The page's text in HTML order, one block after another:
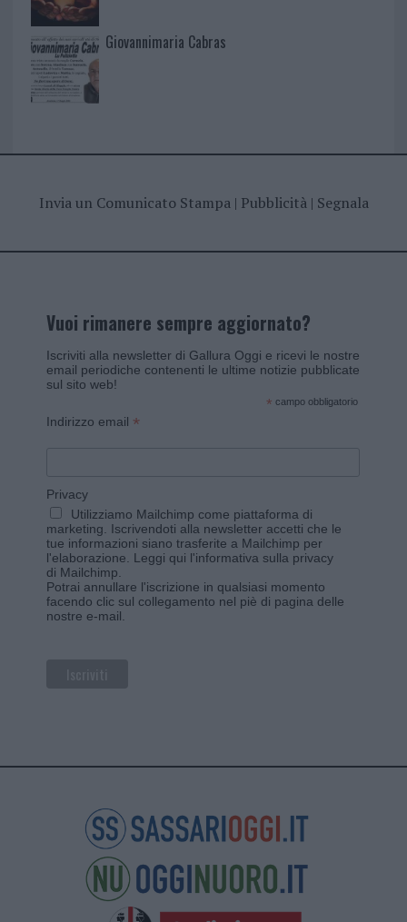
Giovannimaria Cabras
Invia un Comunicato Stampa| Pubblicità| Segnala
Vuoi rimanere sempre aggiornato?
Iscriviti alla newsletter di Gallura Oggi e ricevi le nostre
email periodiche contenenti le ultime notizie pubblicate
sul sito web!
* campo obbligatorio
Indirizzo email *
Privacy
Utilizziamo Mailchimp come piattaforma di
marketing. Iscrivendoti alla newsletter accetti che le
tue informazioni siano trasferite a Mailchimp per
l'elaborazione. Leggi qui l'informativa sulla privacy
di Mailchimp
Potrai annullare l'iscrizione in qualsiasi momento
facendo clic sul collegamento nel piè di pagina delle
nostre e-mail.